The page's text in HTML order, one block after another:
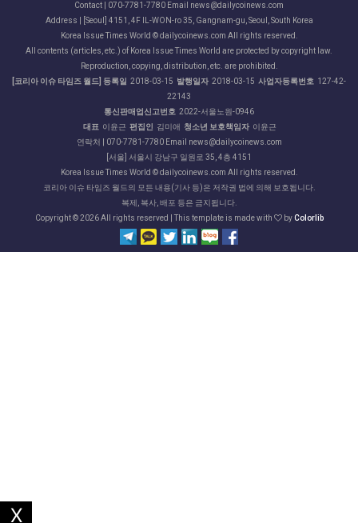
Contact | 070-7781-7780 Email news@dailycoinews.com
Address | [Seoul] 4151, 4F IL-WON-ro 35, Gangnam-gu, Seoul, South Korea
Korea Issue Times World © dailycoinews.com All rights reserved.
All contents (articles, etc.) of Korea Issue Times World are protected by copyright law.
Reproduction, copying, distribution, etc. are prohibited.
[코리아 이슈 타임즈 월드] 등록일 2018-03-15 발행일자 2018-03-15 사업자등록번호 127-42-
22143
통신판매업신고번호 2022-서울노원-0946
대표 이윤근 편집인 김미애 청소년 보호책임자 이윤근
연락처 | 070-7781-7780 Email news@dailycoinews.com
[서울] 서울시 강남구 일원로 35, 4층 4151
Korea Issue Times World © dailycoinews.com All rights reserved.
코리아 이슈 타임즈 월드의 모든 내용(기사 등)은 저작권 법에 의해 보호됩니다.
복제, 복사, 배포 등은 금지됩니다.
Copyright ©2026 All rights reserved | This template is made with byColorlib
X